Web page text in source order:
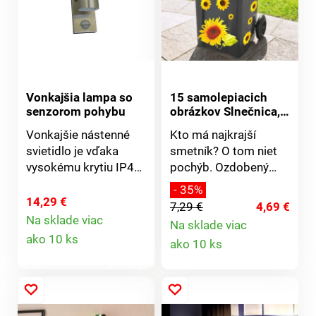
maximálne odolné
voči poveternostným
maximálne odolné
voči poveternostným
vplyvom. Zdroj: 2 x GU
10, max. 2 x 20W.
Vonkajšia lampa so
senzorom pohybu
Vonkajšie nástenné
svietidlo je vďaka
vysokému krytiu IP44
vášho exteriéru.
Uvítate ho všade tam,
kde je po zotmení
smerom hore a dole.
Posvietiť si tak
14,29 €
Na sklade viac
ako 10 ks
15 samolepiacich
obrázkov Slnečnica,
Kto má najkrajší
smetník? O tom niet
pochýb. Ozdobený
pestrými motívmi
bude Váš smetník
vždy vyčnievať -
zámena je vylúčená!
Nalepte podľa Vašej
- 35%
7,29 €
4,69 €
Na sklade viac
ako 10 ks